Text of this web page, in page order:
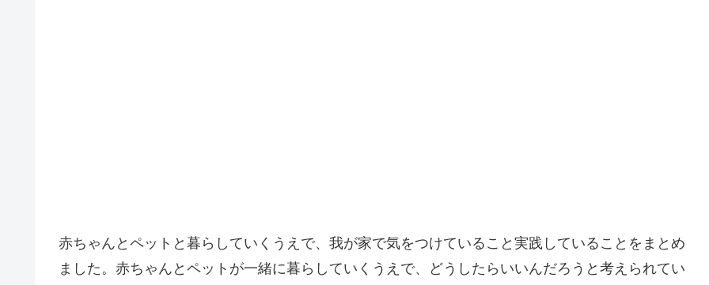
赤ちゃんとペットと暮らしていくうえで、我が家で気をつけていること実践していることをまとめ
ました。赤ちゃんとペットが一緒に暮らしていくうえで、どうしたらいいんだろうと考えられてい